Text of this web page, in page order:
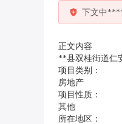
下文中
正文内容
**县双桂街道仁
项目类别：
房地产
项目性质：
其他
所在地区：